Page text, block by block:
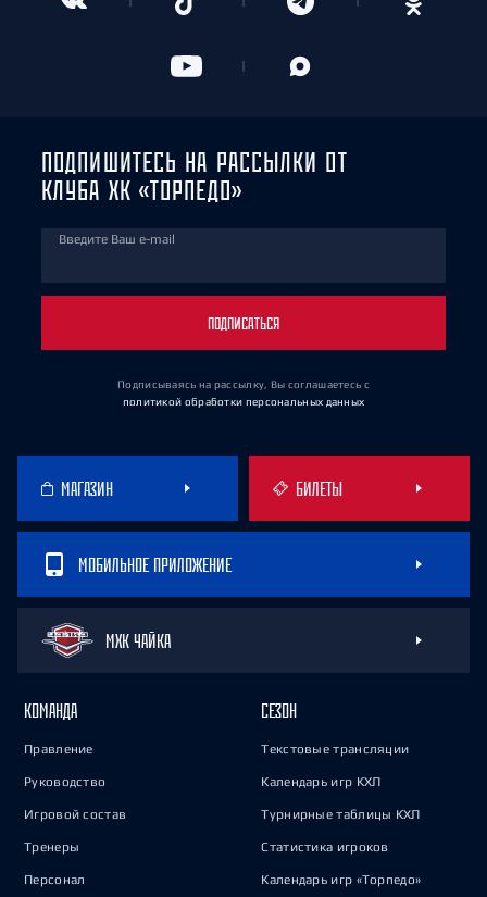
ПОДПИШИТЕСЬ НА РАССЫЛКИ ОТ
КЛУБА ХК «ТОРПЕДО»
Введите Ваш e-mail
ПОДПИСАТЬСЯ
Подписываясь на рассылку, Вы соглашаетесь с
политикой обработки персональных данных
МАГАЗИН БИЛЕТЫ
МОБИЛЬНОЕ ПРИЛОЖЕНИЕ
МХК ЧАЙКА
КОМАНДА
Правление
Руководство
Игровой состав
Тренеры
Персонал
СЕЗОН
Текстовые трансляции
Календарь игр КХЛ
Турнирные таблицы КХЛ
Статистика игроков
Календарь игр «Торпедо»